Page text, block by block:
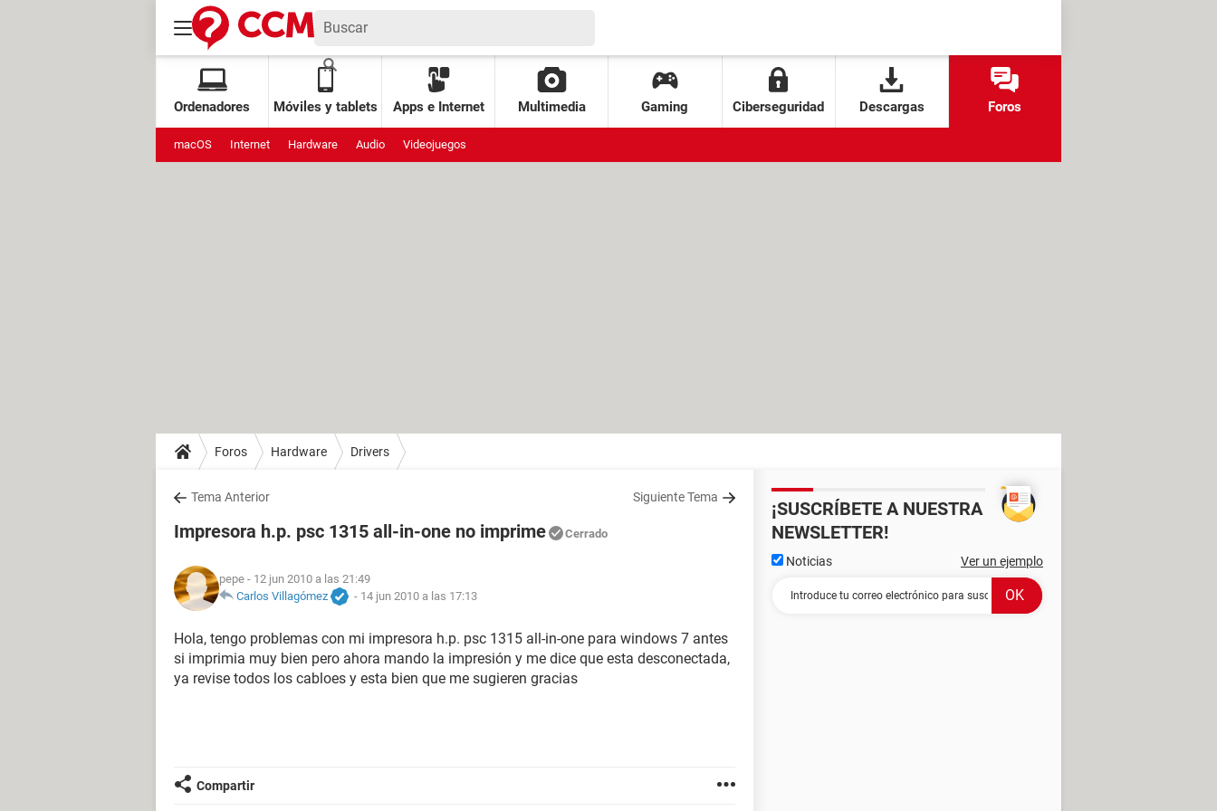
Ordenadores Móviles y tablets Apps e Internet Multimedia Gaming Ciberseguridad Descargas Foros
macOS Internet Hardware Audio Videojuegos
Foros Hardware Drivers
Tema Anterior Siguiente Tema
Impresora h.p. psc 1315 all-in-one no imprime Cerrado
pepe - 12 jun 2010 a las 21:49
Carlos Villagómez
- 14 jun 2010 a las 17:13
Hola, tengo problemas con mi impresora h.p. psc 1315 all-in-one para windows 7 antes
si imprimia muy bien pero ahora mando la impresión y me dice que esta desconectada,
ya revise todos los cabloes y esta bien que me sugieren gracias
Compartir
¡SUSCRÍBETE A NUESTRA
NEWSLETTER!
Noticias Ver un ejemplo